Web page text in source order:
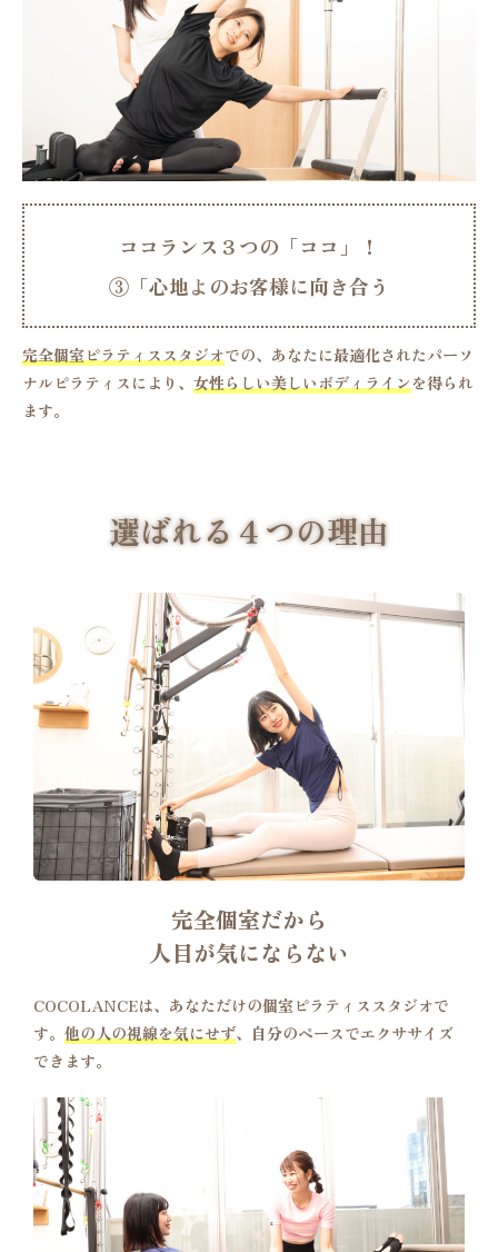
ココランス３つの「ココ」！
③「心地よ い」空間をご提供。
完全個室ピラティススタジオでの、あなたに最適化されたパーソ
ナルピラティスにより、 女性らしい美しいボディライン を得られ
ます。
選ばれる４つの理由
完全個室だから
人目が気にならない
COCOLANCEは、あなただけの個室ピラティススタジオで
す。 他の人の視線を気にせず、自分のペースでエクササイズ
できます。